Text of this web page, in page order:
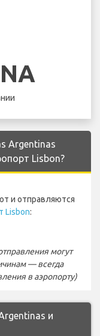
Argentinas
Lisbon?
и отправляются
Lisbon:
могут
— всегда
в аэропорту)
и